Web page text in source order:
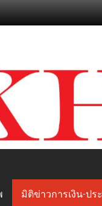
มิติข่าวการเงิน-ปร